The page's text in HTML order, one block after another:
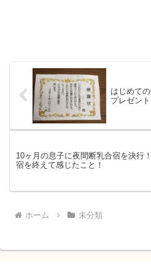
はじめて
プレゼント
10ヶ月の息子に夜間断乳合宿を決行
宿を終えて感じたこと！
ホーム 未分類